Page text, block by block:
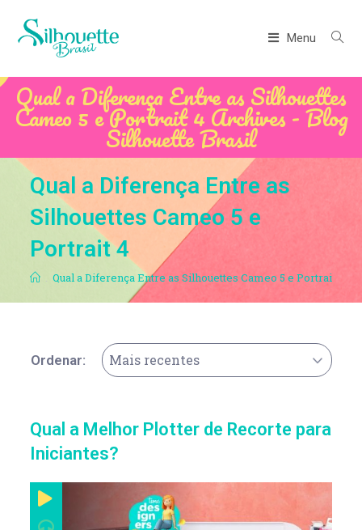
Menu
Qual a Diferença Entre as Silhouettes
Cameo 5 e Portrait 4 Archives - Blog
Silhouette Brasil
Qual a Diferença Entre as
Silhouettes Cameo 5 e
Portrait 4
. Qual a Diferença Entre as Silhouettes Cameo 5 e Portrait 4
Ordenar: Mais recentes
Qual a Melhor Plotter de Recorte para
Iniciantes?